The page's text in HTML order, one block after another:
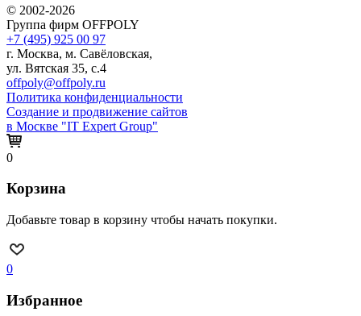
© 2002-2026
Группа фирм OFFPOLY
+7 (495) 925 00 97
г. Москва, м. Савёловская,
ул. Вятская 35, с.4
offpoly@offpoly.ru
Политика конфиденциальности
Создание и продвижение сайтов
в Москве "IT Expert Group"
0
Корзина
Добавьте товар в корзину чтобы начать покупки.
0
Избранное